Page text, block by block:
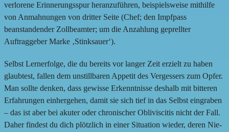
verlorene Erinnerungsspur heranzuführen, beispielsweise mithilfe
von Anmahnungen von dritter Seite (Chef; den Impfpass
beanstandender Zollbeamter; um die Anzahlung geprellter
Auftraggeber Marke ‚Stinksauer‘).
Selbst Lernerfolge, die du bereits vor langer Zeit erzielt zu haben
glaubtest, fallen dem unstillbaren Appetit des Vergessers zum Opfer.
Man sollte denken, dass gewisse Erkenntnisse deshalb mit bitteren
Erfahrungen einhergehen, damit sie sich tief in das Selbst eingraben
– das ist aber bei akuter oder chronischer Obliviscitis nicht der Fall.
Daher findest du dich plötzlich in einer Situation wieder, deren Nie-